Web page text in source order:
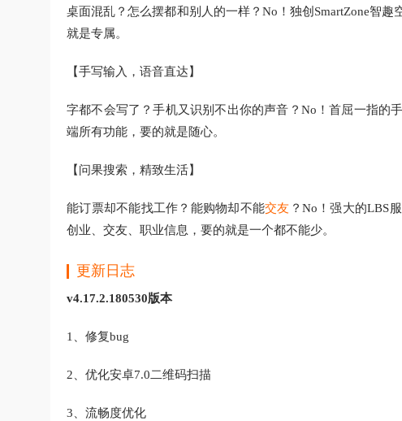
桌面混乱？怎么摆都和别人的一样？No！独创SmartZone智
就是专属。
【手写输入，语音直达】
字都不会写了？手机又识别不出你的声音？No！首屈一指的
端所有功能，要的就是随心。
【问果搜索，精致生活】
能订票却不能找工作？能购物却不能交友 ？No！强大的LBS
创业、交友、职业信息，要的就是一个都不能少。
更新日志
v4.17.2.180530版本
1、修复bug
2、优化安卓7.0二维码扫描
3、流畅度优化